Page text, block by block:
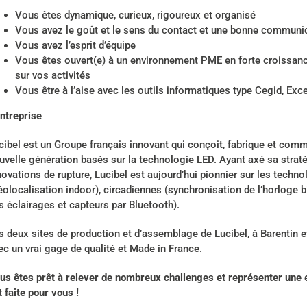
Vous êtes dynamique, curieux, rigoureux et organisé
Vous avez le goût et le sens du contact et une bonne
Vous avez l’esprit d’équipe
Vous êtes ouvert(e) à un environnement PME en forte
sur vos activités
Vous être à l’aise avec les outils informatiques type Cegid,
est un Groupe français innovant qui conçoit, fabrique et
génération basés sur la technologie LED. Ayant axé sa
de rupture, Lucibel est aujourd’hui pionnier sur les
indoor), circadiennes (synchronisation de l’horloge
éclairages et capteurs par Bluetooth).
deux sites de production et d’assemblage de Lucibel, à
un vrai gage de qualité et Made in France.
êtes prêt à relever de nombreux challenges et représenter
faite pour vous !